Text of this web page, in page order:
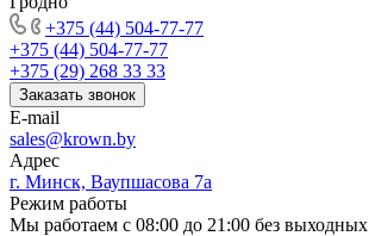
+375 (44) 504-77-77
+375 (44) 504-77-77
+375 (29) 268 33 33
Заказать звонок
E-mail
sales@krown.by
Адрес
г. Минск, Ваупшасова 7а
Режим работы
Мы работаем с 08:00 до 21:00 без выходных